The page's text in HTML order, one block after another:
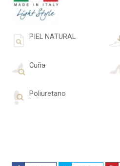
PIEL NATURAL
Cuña
Poliuretano